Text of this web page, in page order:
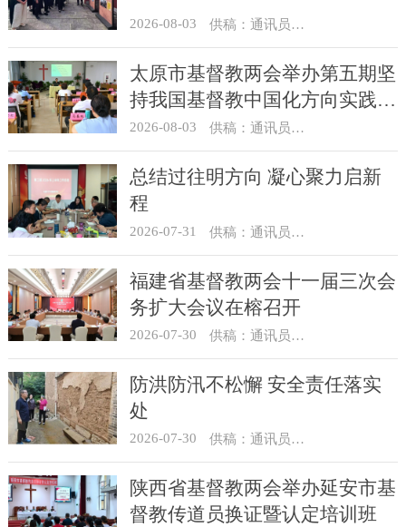
2026-08-03 供稿：通讯员 景健美
太原市基督教两会举办第五期坚
持我国基督教中国化方向实践能
力专题培训
2026-08-03 供稿：通讯员 王建春 摄影：史爱梅
总结过往明方向 凝心聚力启新
程
2026-07-31 供稿：通讯员 冯莉琴
福建省基督教两会十一届三次会
务扩大会议在榕召开
2026-07-30 供稿：通讯员 杨莹莹
防洪防汛不松懈 安全责任落实
处
2026-07-30 供稿：通讯员 骆合祥
陕西省基督教两会举办延安市基
督教传道员换证暨认定培训班